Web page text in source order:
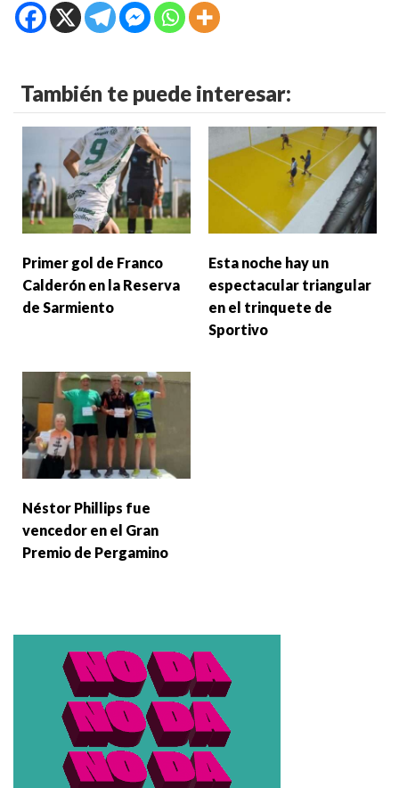
También te puede interesar:
Primer gol de Franco
Calderón en la Reserva
de Sarmiento
Esta noche hay un
espectacular triangular
en el trinquete de
Sportivo
Néstor Phillips fue
vencedor en el Gran
Premio de Pergamino